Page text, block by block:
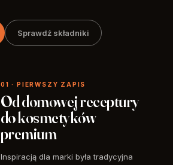
Sprawdź składniki
01 · PIERWSZY ZAPIS
Od domowej receptury
do kosmetyków
premium
Inspiracją dla marki była tradycyjna